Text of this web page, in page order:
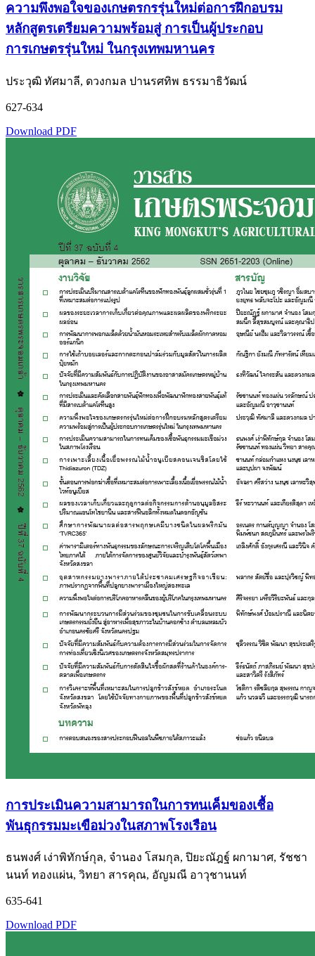
ความพึงพอใจของเกษตรกรรุ่นใหม่ต่อการฝึกอบรม
หลักสูตรเตรียมความพร้อมสู่ การเป็นผู้ประกอบ
การเกษตรรุ่นใหม่ ในกรุงเทพมหานคร
ประวุฒิ ทัศมาลี, ดวงกมล ปานรศทิพ ธรรมาธิวัฒน์
627-634
Download PDF
การประเมินความสามารถในการทนเค็มของเชื้อ
พันธุกรรมมะเขือม่วงในสภาพโรงเรือน
ธนพงศ์ เง่าพิทักษ์กุล, จำนอง โสมกุล, ปิยะณัฎฐ์ ผกามาศ, รัชชา
นนท์ ทองแผ่น, วิทยา สารคุณ, อัญมณี อาวุชานนท์
635-641
Download PDF